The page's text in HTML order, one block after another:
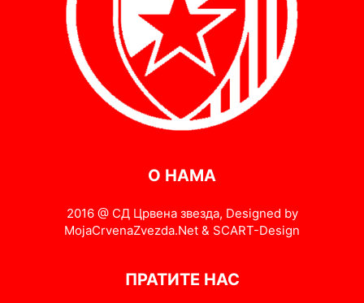
О НАМА
2016 @ СД Црвена звезда, Designed by
MojaCrvenaZvezda.Net & SCART-Design
ПРАТИТЕ НАС